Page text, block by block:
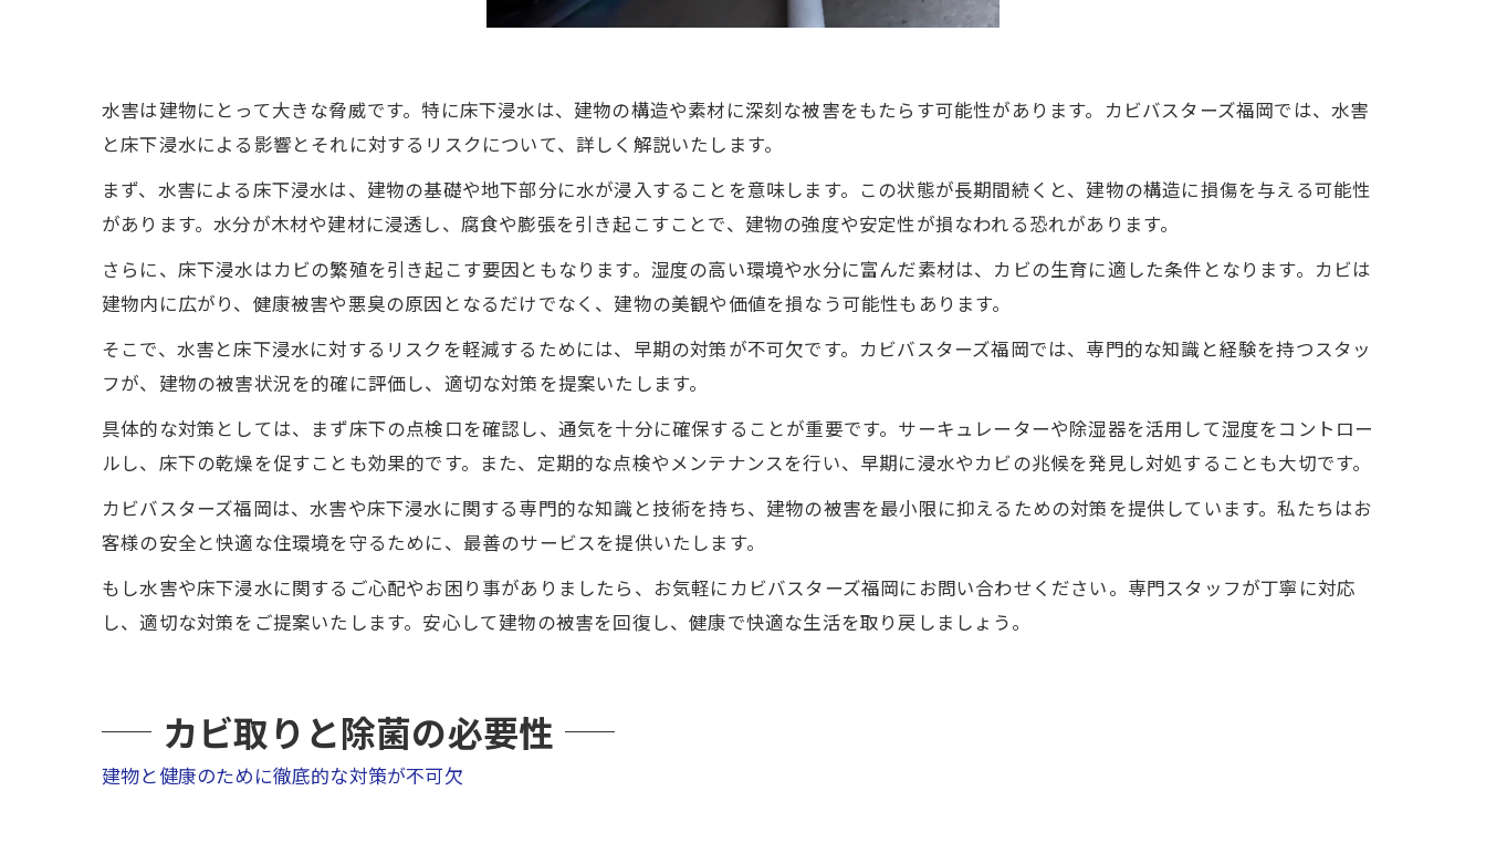
水害は建物にとって大きな脅威です。特に床下浸水は、建物の構造や素材に深刻な被害をもたらす可能性があります。カビバスターズ福岡では、水害
と床下浸水による影響とそれに対するリスクについて、詳しく解説いたします。
まず、水害による床下浸水は、建物の基礎や地下部分に水が浸入することを意味します。この状態が長期間続くと、建物の構造に損傷を与える可能性
があります。水分が木材や建材に浸透し、腐食や膨張を引き起こすことで、建物の強度や安定性が損なわれる恐れがあります。
さらに、床下浸水はカビの繁殖を引き起こす要因ともなります。湿度の高い環境や水分に富んだ素材は、カビの生育に適した条件となります。カビは
建物内に広がり、健康被害や悪臭の原因となるだけでなく、建物の美観や価値を損なう可能性もあります。
そこで、水害と床下浸水に対するリスクを軽減するためには、早期の対策が不可欠です。カビバスターズ福岡では、専門的な知識と経験を持つスタッ
フが、建物の被害状況を的確に評価し、適切な対策を提案いたします。
具体的な対策としては、まず床下の点検口を確認し、通気を十分に確保することが重要です。サーキュレーターや除湿器を活用して湿度をコントロー
ルし、床下の乾燥を促すことも効果的です。また、定期的な点検やメンテナンスを行い、早期に浸水やカビの兆候を発見し対処することも大切です。
カビバスターズ福岡は、水害や床下浸水に関する専門的な知識と技術を持ち、建物の被害を最小限に抑えるための対策を提供しています。私たちはお
客様の安全と快適な住環境を守るために、最善のサービスを提供いたします。
もし水害や床下浸水に関するご心配やお困り事がありましたら、お気軽にカビバスターズ福岡にお問い合わせください。専門スタッフが丁寧に対応
し、適切な対策をご提案いたします。安心して建物の被害を回復し、健康で快適な生活を取り戻しましょう。
カビ取りと除菌の必要性
建物と健康のために徹底的な対策が不可欠